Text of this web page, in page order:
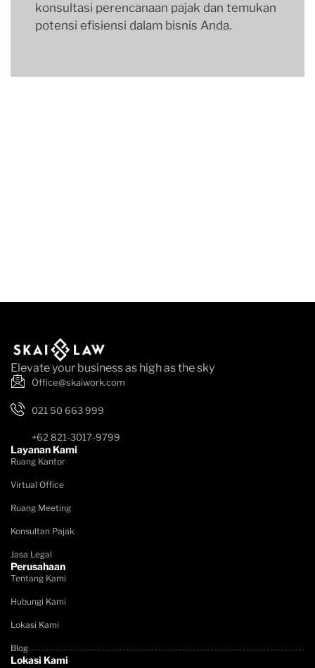
konsultasi perencanaan pajak dan temukan
potensi efisiensi dalam bisnis Anda.
Elevate your business as high as the sky
Office@skaiwork.com
021 50 663 999
+62 821-3017-9799
Layanan Kami
Ruang Kantor
Virtual Office
Ruang Meeting
Konsultan Pajak
Jasa Legal
Perusahaan
Tentang Kami
Hubungi Kami
Lokasi Kami
Blog
Lokasi Kami